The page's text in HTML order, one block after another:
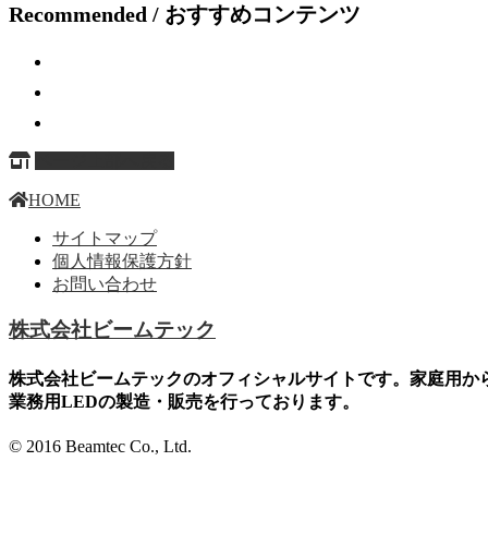
Recommended / おすすめコンテンツ
HOME
サイトマップ
個人情報保護方針
お問い合わせ
株式会社ビームテック
株式会社ビームテックのオフィシャルサイトです。家庭用か
業務用LEDの製造・販売を行っております。
© 2016 Beamtec Co., Ltd.